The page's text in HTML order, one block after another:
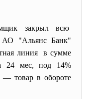
закрыл всю
АО "Альянс Банк"
линия в сумме
24 мес, под 14%
— товар в обороте